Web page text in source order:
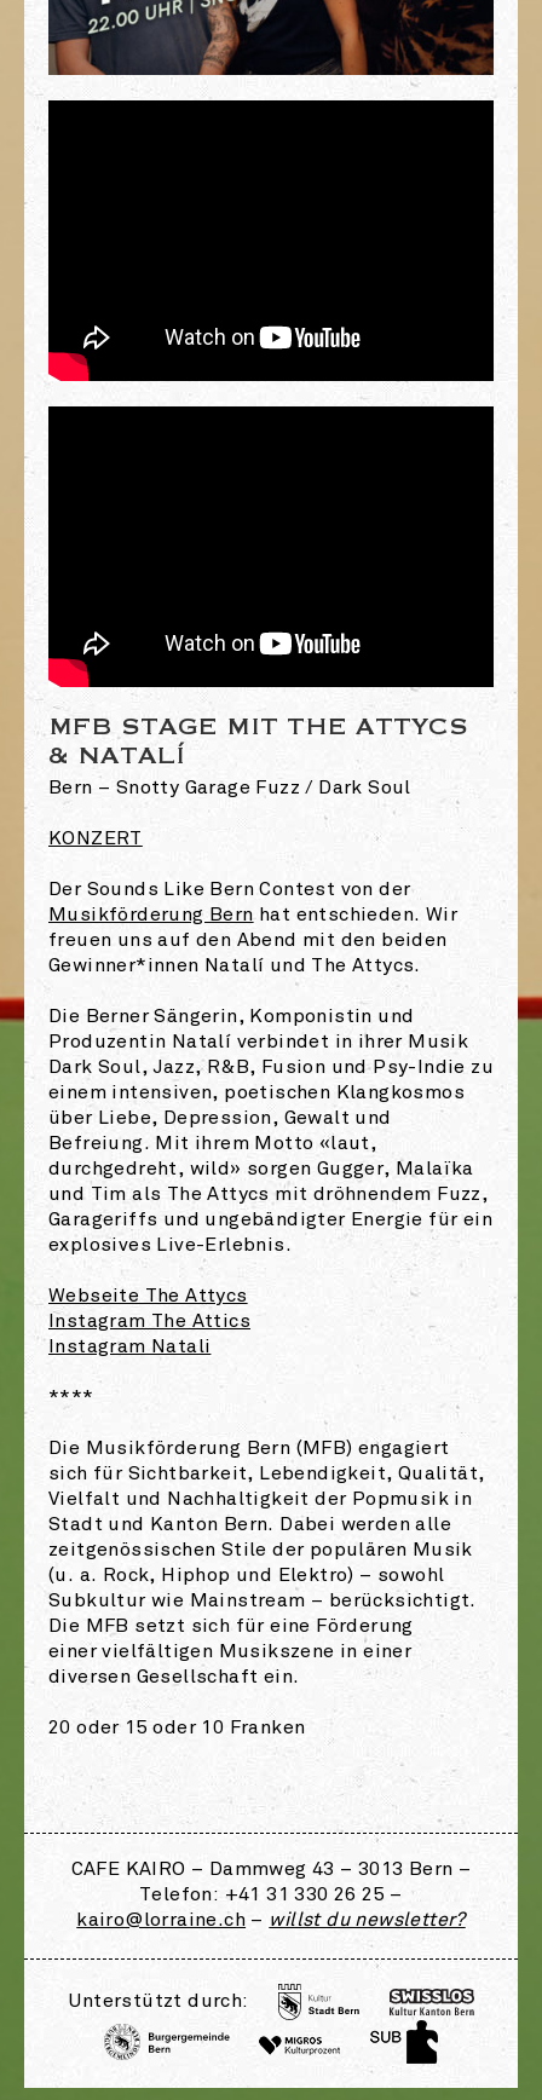
MFB STAGE MIT THE ATTYCS
& NATALÍ
Bern – Snotty Garage Fuzz / Dark Soul
KONZERT
Der Sounds Like Bern Contest von der
Musikförderung Bernhat entschieden. Wir
freuen uns auf den Abend mit den beiden
Gewinner*innen Natalí und The Attycs.
Die Berner Sängerin, Komponistin und
Produzentin Natalí verbindet in ihrer Musik
Dark Soul, Jazz, R&B, Fusion und Psy-Indie zu
einem intensiven, poetischen Klangkosmos
über Liebe, Depression, Gewalt und
Befreiung. Mit ihrem Motto «laut,
durchgedreht, wild» sorgen Gugger, Malaïka
und Tim als The Attycs mit dröhnendem Fuzz,
Garageriffs und ungebändigter Energie für ein
explosives Live-Erlebnis.
Webseite The Attycs
Instagram The Attics
Instagram Natali
****
Die Musikförderung Bern (MFB) engagiert
sich für Sichtbarkeit, Lebendigkeit, Qualität,
Vielfalt und Nachhaltigkeit der Popmusik in
Stadt und Kanton Bern. Dabei werden alle
zeitgenössischen Stile der populären Musik
(u. a. Rock, Hiphop und Elektro) – sowohl
Subkultur wie Mainstream – berücksichtigt.
Die MFB setzt sich für eine Förderung
einer vielfältigen Musikszene in einer
diversen Gesellschaft ein.
20 oder 15 oder 10 Franken
CAFE KAIRO – Dammweg 43 – 3013 Bern –
Telefon: +41 31 330 26 25 –
kairo@lorraine.ch– willst du newsletter?
Unterstützt durch: